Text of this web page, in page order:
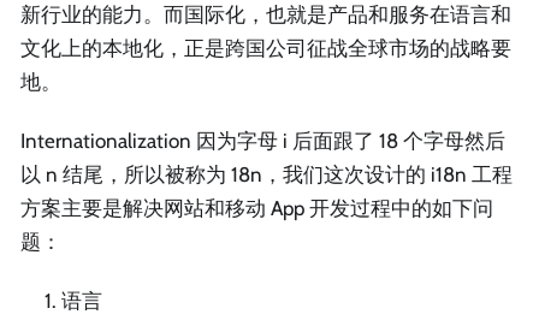
新行业的能力。而国际化，也就是产品和服务在语言和
文化上的本地化，正是跨国公司征战全球市场的战略要
地。
Internationalization 因为字母 i 后面跟了 18 个字母然后
以 n 结尾，所以被称为 18n，我们这次设计的 i18n 工程
方案主要是解决网站和移动 App 开发过程中的如下问
题：
语言